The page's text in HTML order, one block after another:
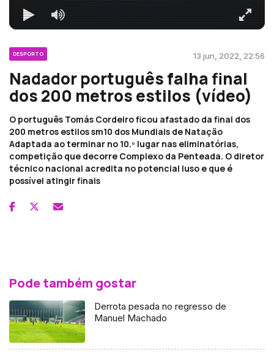
DESPORTO 13 jun, 2022, 22:56
Nadador português falha final
dos 200 metros estilos (vídeo)
O português Tomás Cordeiro ficou afastado da final dos
200 metros estilos sm10 dos Mundiais de Natação
Adaptada ao terminar no 10.º lugar nas eliminatórias,
competição que decorre Complexo da Penteada. O diretor
técnico nacional acredita no potencial luso e que é
possível atingir finais
Pode também gostar
Derrota pesada no regresso de
Manuel Machado